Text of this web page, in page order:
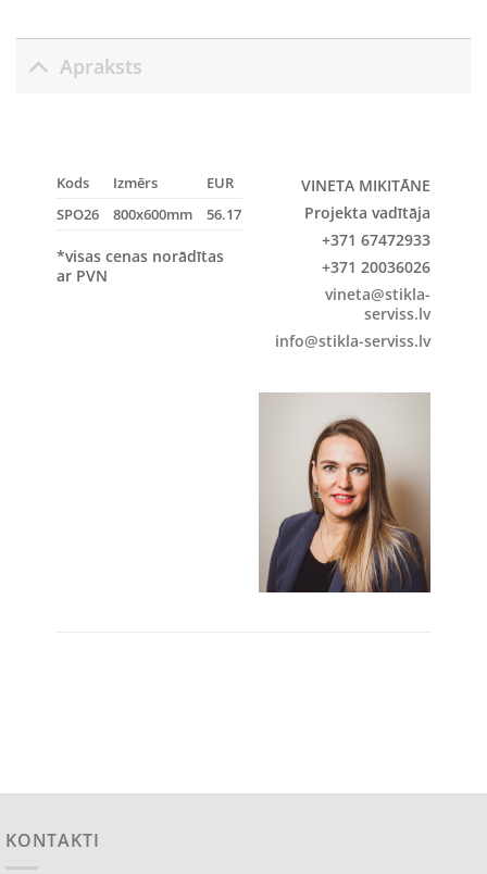
Apraksts
Kods Izmērs
EUR
SPO26
800x600mm 56.17
*visas cenas norādītas
ar PVN
VINETA MIKITĀNE
Projekta vadītāja
+371 67472933
+371 20036026
vineta@stikla-
serviss.lv
info@stikla-serviss.lv
KONTAKTI